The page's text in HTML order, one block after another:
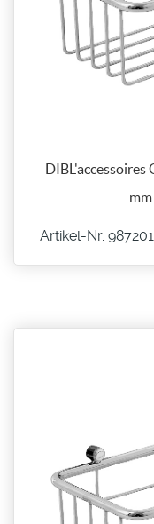
Artikel-Nr. 987201